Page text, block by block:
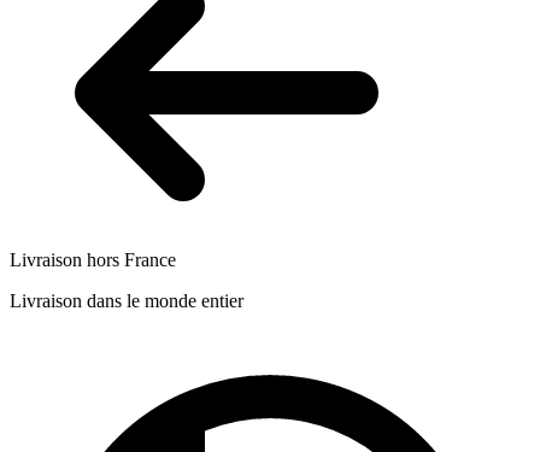
Livraison hors France
Livraison dans le monde entier